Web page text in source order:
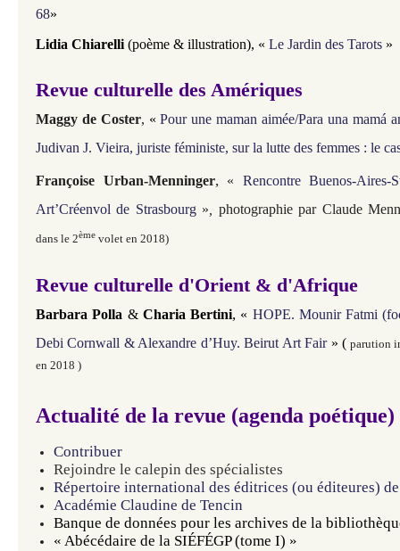
68»
Lidia Chiarelli (poème & illustration), « Le Jardin des Tarots »
Revue culturelle des Amériques
Maggy de Coster, « Pour une maman aimée/Para una mamá
Judivan J. Vieira, juriste féministe, sur la lutte des femmes : le
Françoise Urban-Menninger, «
Rencontre Buenos-
Art’Créenvol de Strasbourg » photographie par Claude
dans le 2ème volet en 2018)
Revue culturelle d'Orient & d'Afrique
Barbara Polla &Charia Bertini, « HOPE. Mounir Fatmi
Debi Cornwall & Alexandre d’Huy. Beirut Art Fair » ( parution
en 2018 )
Actualité de la revue (agenda poétique)
Contribuer
Rejoindre le calepin des spécialistes
Répertoire international des éditrices (ou éditeures)
Académie Claudine de Tencin
Banque de données pour les archives de la
« Abécédaire de la SIÉFÉGP (tome I) »